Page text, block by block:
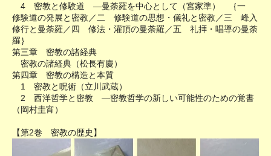
4 密教と修験道 ―曼荼羅を中心として（宮家準） ｛一
修験道の発展と密教／二 修験道の思想・儀礼と密教／三 峰入
修行と曼荼羅／四 修法・灌頂の曼荼羅／五 礼拝・唱導の曼荼
羅｝
第三章 密教の諸経典
密教の諸経典（松長有慶）
第四章 密教の構造と本質
1 密教と呪術（立川武蔵）
2 西洋哲学と密教 ―密教哲学の新しい可能性のための覚書
（岡村圭宵）
【第2巻 密教の歴史】